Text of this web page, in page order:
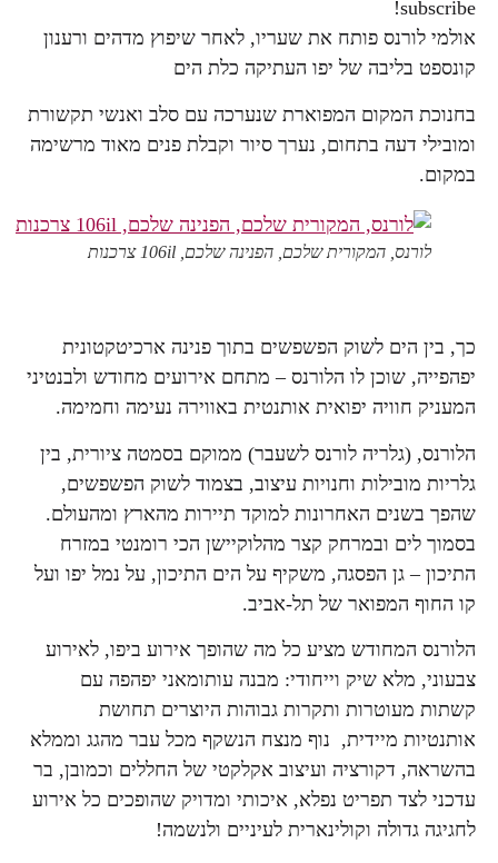
subscribe!
אולמי לורנס פותח את שעריו, לאחר שיפוץ מדהים ורענון
קונספט בליבה של יפו העתיקה כלת הים
בחנוכת המקום המפוארת שנערכה עם סלב ואנשי תקשורת
ומובילי דעה בתחום, נערך סיור וקבלת פנים מאוד מרשימה
במקום.
לורנס, המקורית שלכם, הפנינה שלכם, 106il צרכנות
כך, בין הים לשוק הפשפשים בתוך פנינה ארכיטקטונית
יפהפייה, שוכן לו הלורנס – מתחם אירועים מחודש ולבנטיני
המעניק חוויה יפואית אותנטית באווירה נעימה וחמימה.
הלורנס, (גלריה לורנס לשעבר) ממוקם בסמטה ציורית, בין
גלריות מובילות וחנויות עיצוב, בצמוד לשוק הפשפשים,
שהפך בשנים האחרונות למוקד תיירות מהארץ ומהעולם.
בסמוך לים ובמרחק קצר מהלוקיישן הכי רומנטי במזרח
התיכון – גן הפסגה, משקיף על הים התיכון, על נמל יפו ועל
קו החוף המפואר של תל-אביב.
הלורנס המחודש מציע כל מה שהופך אירוע ביפו, לאירוע
צבעוני, מלא שיק וייחודי: מבנה עותומאני יפהפה עם
קשתות מעוטרות ותקרות גבוהות היוצרים תחושת
אותנטיות מיידית, נוף מנצח הנשקף מכל עבר מהגג וממלא
בהשראה, דקורציה ועיצוב אקלקטי של החללים וכמובן, בר
עדכני לצד תפריט נפלא, איכותי ומדויק שהופכים כל אירוע
לחגיגה גדולה וקולינארית לעיניים ולנשמה!